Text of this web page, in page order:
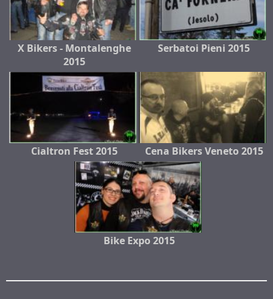
X Bikers - Montalenghe
2015
Serbatoi Pieni 2015
Cialtron Fest 2015 Cena Bikers Veneto 2015
Bike Expo 2015